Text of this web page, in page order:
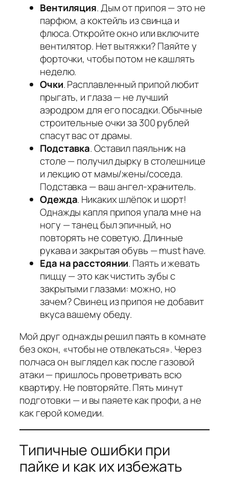
Вентиляция. Дым от припоя — это не
парфюм, а коктейль из свинца и
флюса. Откройте окно или включите
вентилятор. Нет вытяжки? Паяйте у
форточки, чтобы потом не кашлять
неделю.
Очки. Расплавленный припой любит
прыгать, и глаза — не лучший
аэродром для его посадки. Обычные
строительные очки за 300 рублей
спасут вас от драмы.
Подставка. Оставил паяльник на
столе — получил дырку в столешнице
и лекцию от мамы/жены/соседа.
Подставка — ваш ангел-хранитель.
Одежда. Никаких шлёпок и шорт!
Однажды капля припоя упала мне на
ногу — танец был эпичный, но
повторять не советую. Длинные
рукава и закрытая обувь — must have.
Еда на расстоянии. Паять и жевать
пиццу — это как чистить зубы с
закрытыми глазами: можно, но
зачем? Свинец из припоя не добавит
вкуса вашему обеду.
Мой друг однажды решил паять в комнате
без окон, «чтобы не отвлекаться». Через
полчаса он выглядел как после газовой
атаки — пришлось проветривать всю
квартиру. Не повторяйте. Пять минут
подготовки — и вы паяете как профи, а не
как герой комедии.
Типичные ошибки при
пайке и как их избежать